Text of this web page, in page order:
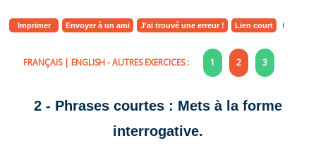
Imprimer Envoyer à un ami J'ai trouvé une erreur ! Lien court
FRANÇAIS| ENGLISH- AUTRES EXERCICES : 1 2 3
2 - Phrases courtes : Mets à la forme
interrogative.